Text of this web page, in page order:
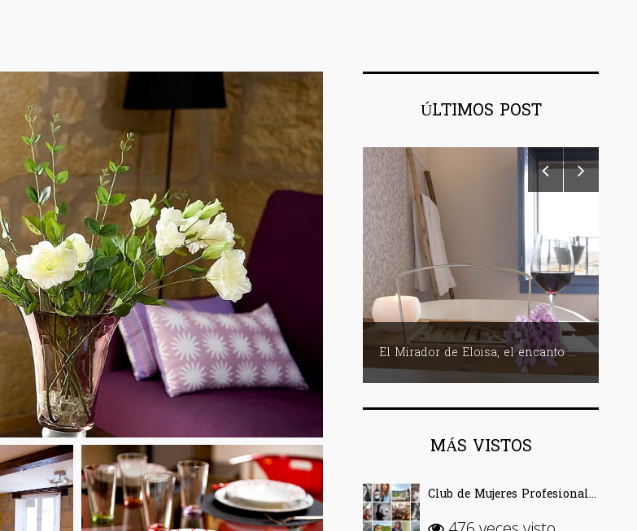
ÚLTIMOS POST
El Mirador de Eloisa, el encanto de una casa labriega en Rodezno-La Rioja
MÁS VISTOS
Club de Mujeres Profesionales del Vino (CMPV)